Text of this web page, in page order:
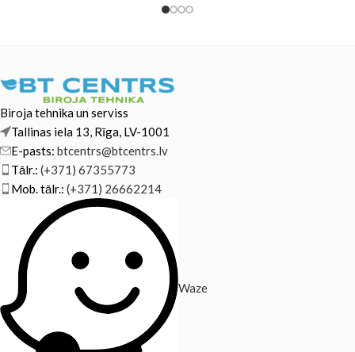
Biroja tehnika un serviss
Tallinas iela 13, Rīga, LV-1001
E-pasts: btcentrs@btcentrs.lv
Tālr.: (+371) 67355773
Mob. tālr.: (+371) 26662214
Waze